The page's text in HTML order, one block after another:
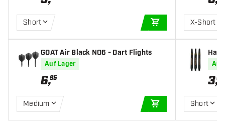
Short
IN DEN
GOAT Air Black NO6 - Dart Flights
Auf Lager
6,95
Medium
IN DEN
X-Short
tAuf
3,95
Short